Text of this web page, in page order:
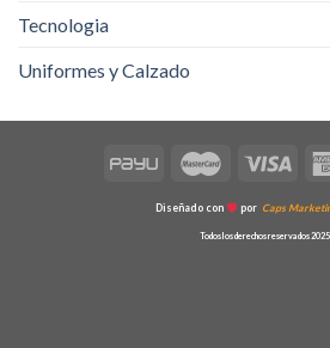
Tecnologia
Uniformes y Calzado
Diseñado con por Caps
Todos los derechos reservados